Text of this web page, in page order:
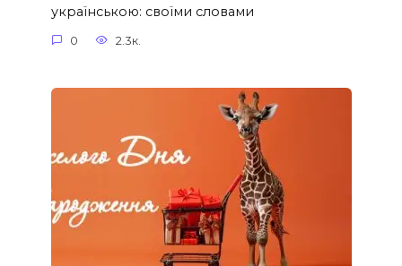
українською: своїми словами
0 2.3к.